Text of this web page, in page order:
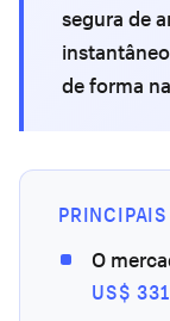
segura de
de forma
O
US$